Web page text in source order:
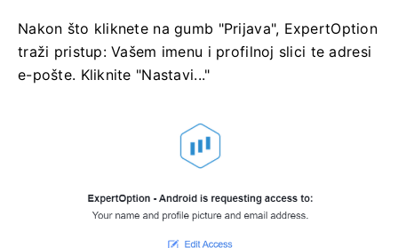
Nakon što kliknete na gumb "Prijava", ExpertOption
traži pristup: Vašem imenu i profilnoj slici te adresi
e-pošte. Kliknite "Nastavi..."